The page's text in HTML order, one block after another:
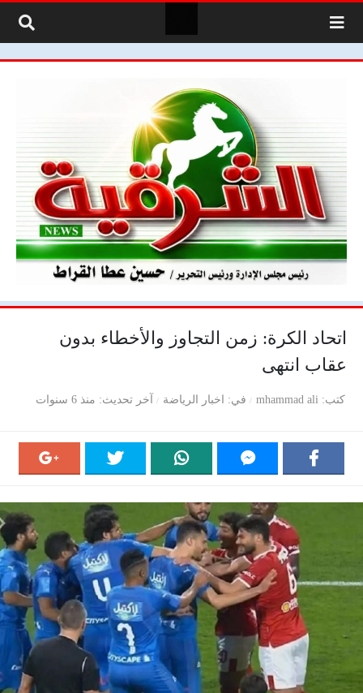
اتحاد الكرة: زمن التجاوز والأخطاء بدون
عقاب انتهى
كتب mhammad ali في اخبار الرياضة آخر تحديث منذ 6 سنوات